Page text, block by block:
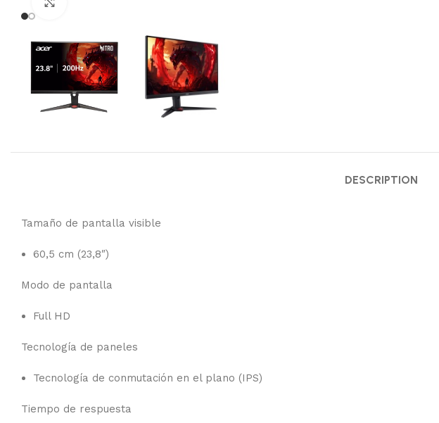
DESCRIPTION
Tamaño de pantalla visible
60,5 cm (23,8″)
Modo de pantalla
Full HD
Tecnología de paneles
Tecnología de conmutación en el plano (IPS)
Tiempo de respuesta